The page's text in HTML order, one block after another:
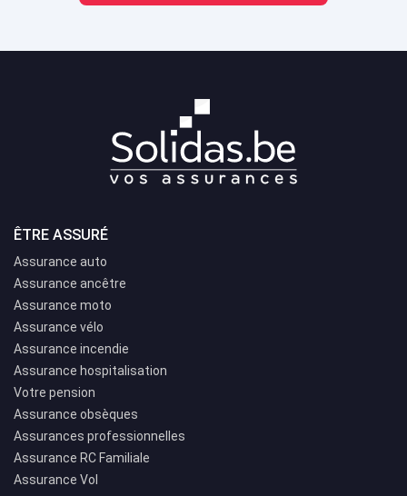
ÊTRE ASSURÉ
Assurance auto
Assurance ancêtre
Assurance moto
Assurance vélo
Assurance incendie
Assurance hospitalisation
Votre pension
Assurance obsèques
Assurances professionnelles
Assurance RC Familiale
Assurance Vol